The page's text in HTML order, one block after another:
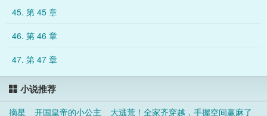
45. 第 45 章
46. 第 46 章
47. 第 47 章
小说推荐
摘星 开国皇帝的小公主 大逃荒！全家齐穿越，手握空间赢麻了